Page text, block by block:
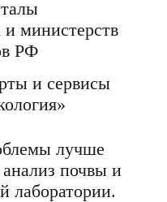
и министерств
РФ
и сервисы
лучше
анализ почвы и
лаборатории.